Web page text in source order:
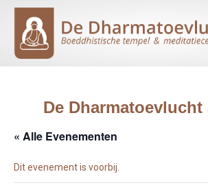
De Dharmatoevlucht
« Alle Evenementen
Dit evenement is voorbij.